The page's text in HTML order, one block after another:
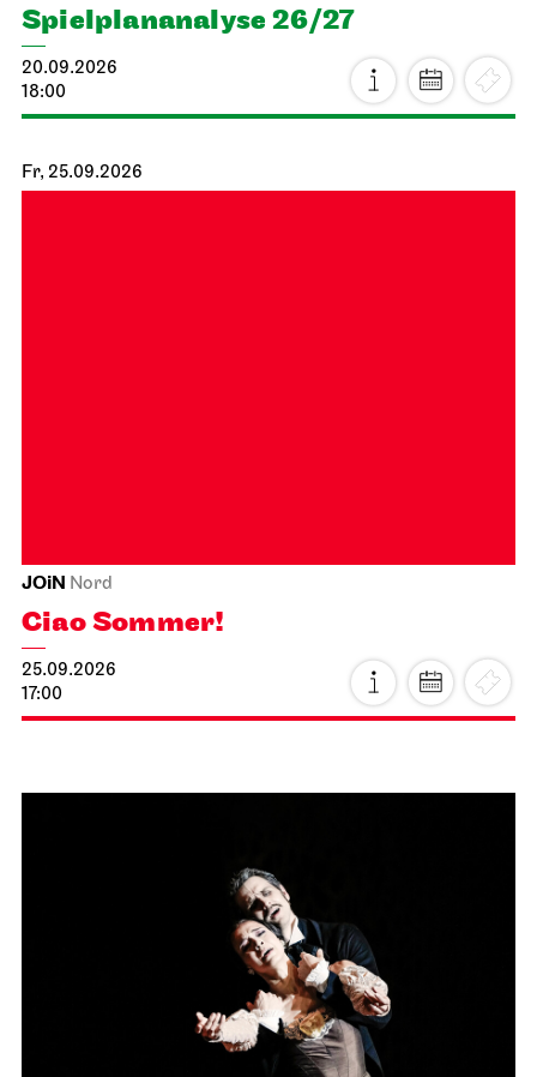
Spiel­plan­analyse 26/27
20.09.2026
18:00
Fr, 25.09.2026
JOiN Nord
Ciao Sommer!
25.09.2026
17:00